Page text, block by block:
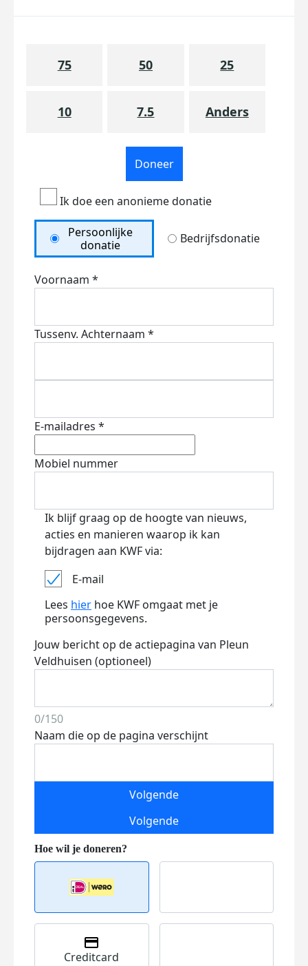
75 50 25
10 7.5 Anders
Doneer
Ik doe een anonieme donatie
Persoonlijke
donatie
Bedrijfsdonatie
Voornaam *
Tussenv. Achternaam *
E-mailadres *
Mobiel nummer
Ik blijf graag op de hoogte van nieuws,
acties en manieren waarop ik kan
bijdragen aan KWF via:
E-mail
Lees hier hoe KWF omgaat met je
persoonsgegevens.
Jouw bericht op de actiepagina van Pleun
Veldhuisen (optioneel)
0/150
Naam die op de pagina verschijnt
Volgende
Volgende
Creditcard